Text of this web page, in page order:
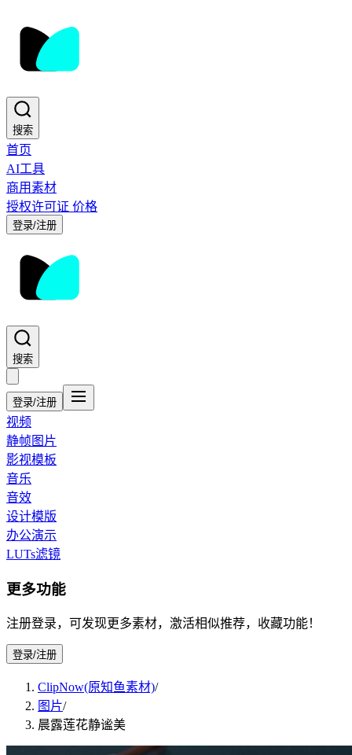
搜索
首页
AI工具
商用素材
授权许可证 价格
登录/注册
搜索
登录/注册
视频
静帧图片
影视模板
音乐
音效
设计模版
办公演示
LUTs滤镜
更多功能
注册登录，可发现更多素材，激活相似推荐，收藏功能！
登录/注册
ClipNow(原知鱼素材)/
图片/
晨露莲花静谧美